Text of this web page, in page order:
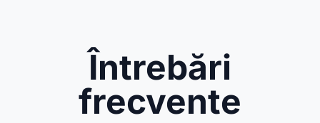
Întrebări
frecvente